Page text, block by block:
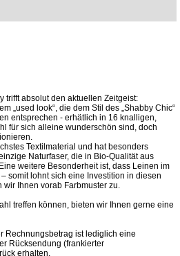
trifft absolut den aktuellen Zeitgeist:
„used look“, die dem Stil des „Shabby Chic“
entsprechen - erhätlich in 16 knalligen,
für sich alleine wunderschön sind, doch
Textilmaterial und hat besonders
Naturfaser, die in Bio-Qualität aus
weitere Besonderheit ist, dass Leinen im
somit lohnt sich eine Investition in diesen
wir Ihnen vorab Farbmuster zu.
treffen können, bieten wir Ihnen gerne eine
Rechnungsbetrag ist lediglich eine
Rücksendung (frankierter
erhalten.